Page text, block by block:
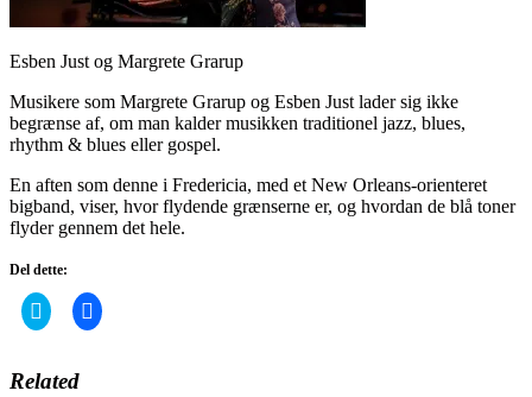
Esben Just og Margrete Grarup
Musikere som Margrete Grarup og Esben Just lader sig ikke
begrænse af, om man kalder musikken traditionel jazz, blues,
rhythm & blues eller gospel.
En aften som denne i Fredericia, med et New Orleans-orienteret
bigband, viser, hvor flydende grænserne er, og hvordan de blå toner
flyder gennem det hele.
Del dette:
Click
to
Twitter
(Opens
Click
to
Related